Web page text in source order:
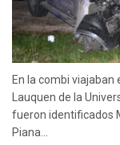
En la combi
Lauquen de la
fueron identificados
Piana...